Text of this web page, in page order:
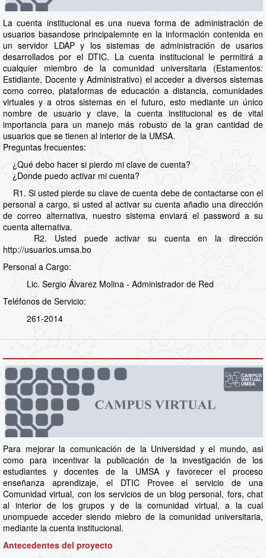
La cuenta institucional es una nueva forma de administración de
usuarios basandose principalemnte en la información contenida en
un servidor LDAP y los sistemas de administración de usarios
desarrollados por el DTIC. La cuenta institucional le permitirá a
cualquier miembro de la comunidad universitaria (Estamentos:
Estidiante, Docente y Administrativo) el acceder a diversos sistemas
como correo, plataformas de educación a distancia, comunidades
virtuales y a otros sistemas en el futuro, esto mediante un único
nombre de usuario y clave, la cuenta institucional es de vital
importancia para un manejo más robusto de la gran cantidad de
usuarios que se tienen al interior de la UMSA.
Preguntas frecuentes:
¿Qué debo hacer si pierdo mi clave de cuenta?
¿Donde puedo activar mi cuenta?
R1. Si usted pierde su clave de cuenta debe de contactarse con el
personal a cargo, si usted al activar su cuenta añadio una dirección
de correo alternativa, nuestro sistema enviará el password a su
cuenta alternativa.
R2. Usted puede activar su cuenta en la dirección
http://usuarios.umsa.bo
Personal a Cargo:
Lic. Sergio Álvarez Molina - Administrador de Red
Teléfonos de Servicio:
261-2014
Para mejorar la comunicación de la Universidad y el mundo, asi
como para incentivar la publicación de la investigación de los
estudiantes y docentes de la UMSA y favorecer el proceso
enseñanza aprendizaje, el DTIC Provee el servicio de una
Comunidad virtual, con los servicios de un blog personal, fors, chat
al interior de los grupos y de la comunidad virtual, a la cual
unompuede acceder siendo miebro de la comunidad universitaria,
mediante la cuenta institucional.
Antecedentes del proyecto